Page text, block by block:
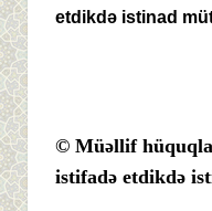
etdikdə istinad
© Müəllif
istifadə etdikdə